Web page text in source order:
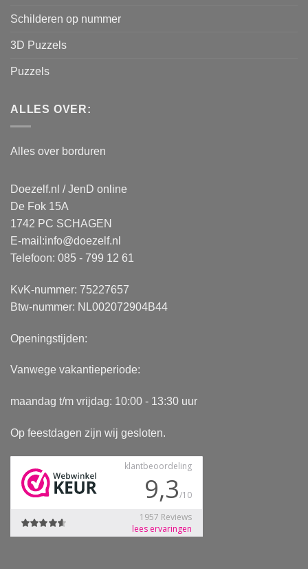
Schilderen op nummer
3D Puzzels
Puzzels
ALLES OVER:
Alles over borduren
Doezelf.nl / JenD online
De Fok 15A
1742 PC SCHAGEN
E-mail:info@doezelf.nl
Telefoon: 085 - 799 12 61
KvK-nummer: 75227657
Btw-nummer: NL002072904B44
Openingstijden:
Vanwege vakantieperiode:
maandag t/m vrijdag: 10:00 - 13:30 uur
Op feestdagen zijn wij gesloten.